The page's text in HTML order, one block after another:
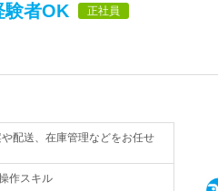
験者OK 正社員
配送、在庫管理などをお任せ
作スキル